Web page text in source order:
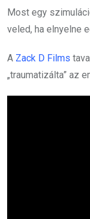
Most egy
veled, ha elnyelne
A Zack D Films
„traumatizálta” az